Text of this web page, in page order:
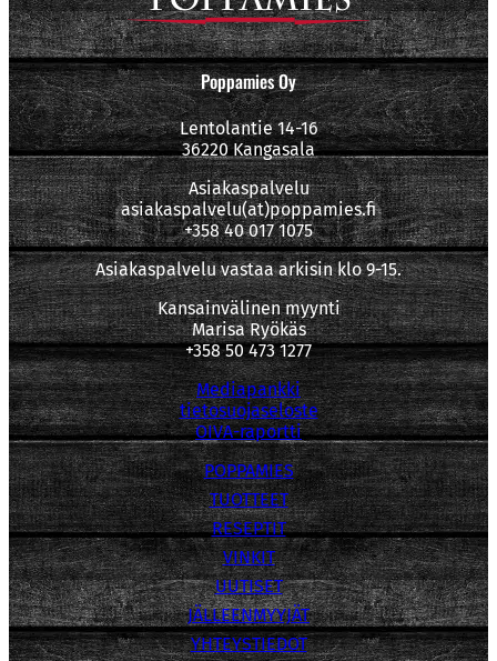
Poppamies Oy
Lentolantie 14-16
36220 Kangasala
Asiakaspalvelu
asiakaspalvelu(at)poppamies.fi
+358 40 017 1075
Asiakaspalvelu vastaa arkisin klo 9-15.
Kansainvälinen myynti
Marisa Ryökäs
+358 50 473 1277
Mediapankki
tietosuojaseloste
OIVA-raportti
POPPAMIES
TUOTTEET
RESEPTIT
VINKIT
UUTISET
JÄLLEENMYYJÄT
YHTEYSTIEDOT